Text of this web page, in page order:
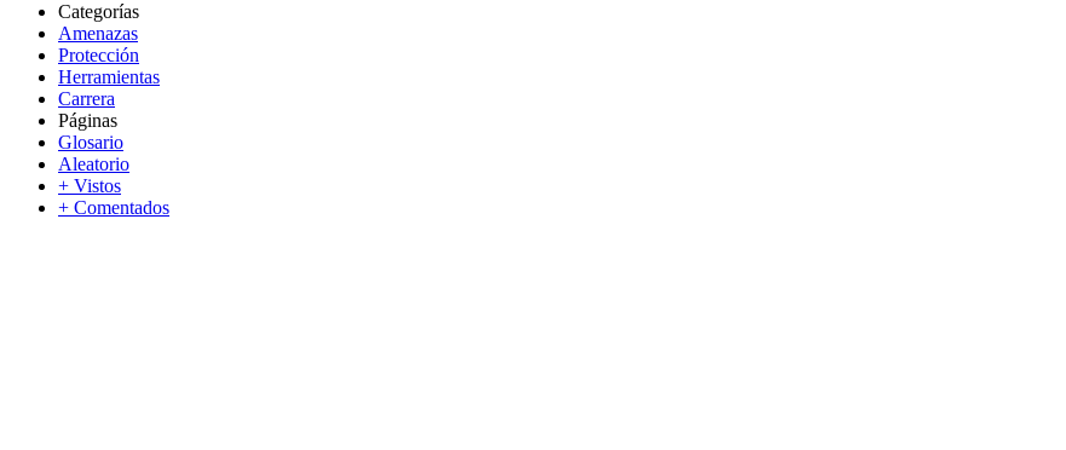
Categorías
Amenazas
Protección
Herramientas
Carrera
Páginas
Glosario
Aleatorio
+ Vistos
+ Comentados